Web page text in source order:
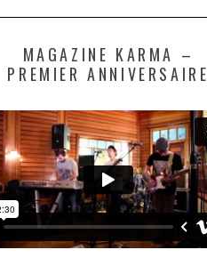
MAGAZINE KARMA –
PREMIER ANNIVERSAIRE